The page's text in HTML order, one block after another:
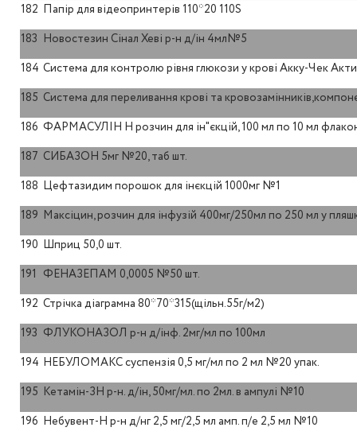
182 Папір для відеопринтерів 110*20 110S
183 Новостезин Сінал Хеві р-н д/ін 4мл№5
184 Система для контролю рівня глюкози у крові Акку-Чек
185 Система для переливання крові та
186 ФАРМАСУЛІН Н розчин для ін"єкцій, 100 мл по 10 мл
187 СИБАЗОН 5мг №20, таб шт.
188 Цефтазидим порошок для інєкцій 1000мг №1
189 Максіцин, розчин для інфузій 400мг/250мл по 250 мл у
190 Шприц 50,0 шт.
191 ФЕНАЗЕПАМ 0,0005 №50 шт.
192 Стрічка діаграмна 80*70*315(щільн.55г/м2)
193 ФЛУКОНАЗОЛ р-н д/інф. 2мг/мл по 100мл
194 НЕБУЛОМАКС суспензія 0,5 мг/мл по 2 мл №20 упак.
195 Кетамін-ЗН р-н. д/ін, 50мг/мл. по 2мл. в ампулі №10
196 Небувент-Н р-н д/нг 2,5 мг/2,5 мл амп. п/е 2,5 мл №10